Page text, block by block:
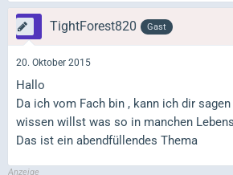
TightForest820 Gast
20. Oktober 2015
Hallo
Da ich vom Fach bin , kann ich dir
wissen willst was so in manchen
Das ist ein abendfüllendes Thema